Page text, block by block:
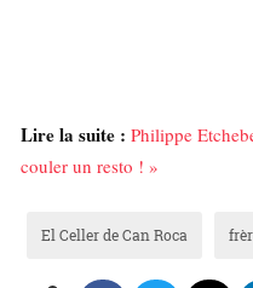
Lire la suite : Philippe
couler un resto ! »
El Celler de Can Roca